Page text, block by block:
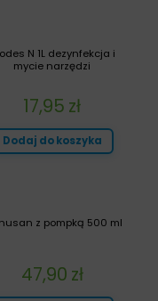
N 1L dezynfekcja i
mycie narzędzi
17,95 zł
Dodaj do koszyka
z pompką 500 ml
47,90 zł